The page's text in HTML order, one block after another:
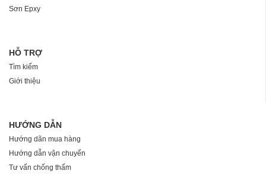
Sơn Epxy
HỖ TRỢ
Tìm kiếm
Giới thiệu
HƯỚNG DẪN
Hướng dãn mua hàng
Hướng dẫn vận chuyển
Tư vấn chống thấm